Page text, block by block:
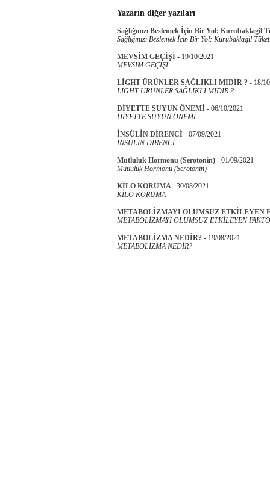
Yazarın diğer yazıları
Sağlığınızı Beslemek İçin Bir Yol: Kurubaklagil
Sağlığınızı Beslemek İçin Bir Yol: Kurubaklagil
MEVSİM GEÇİŞİ - 19/10/2021
MEVSİM GEÇİŞİ
LİGHT ÜRÜNLER SAĞLIKLI MIDIR ? - 18/
LİGHT ÜRÜNLER SAĞLIKLI MIDIR ?
DİYETTE SUYUN ÖNEMİ - 06/10/2021
DİYETTE SUYUN ÖNEMİ
İNSÜLİN DİRENCİ - 07/09/2021
İNSÜLİN DİRENCİ
Mutluluk Hormonu (Serotonin) - 01/09/2021
Mutluluk Hormonu (Serotonin)
KİLO KORUMA- 30/08/2021
KİLO KORUMA
METABOLİZMAYI OLUMSUZ ETKİLEYEN
METABOLİZMAYI OLUMSUZ ETKİLEYEN
METABOLİZMA NEDİR? - 19/08/2021
METABOLİZMA NEDİR?